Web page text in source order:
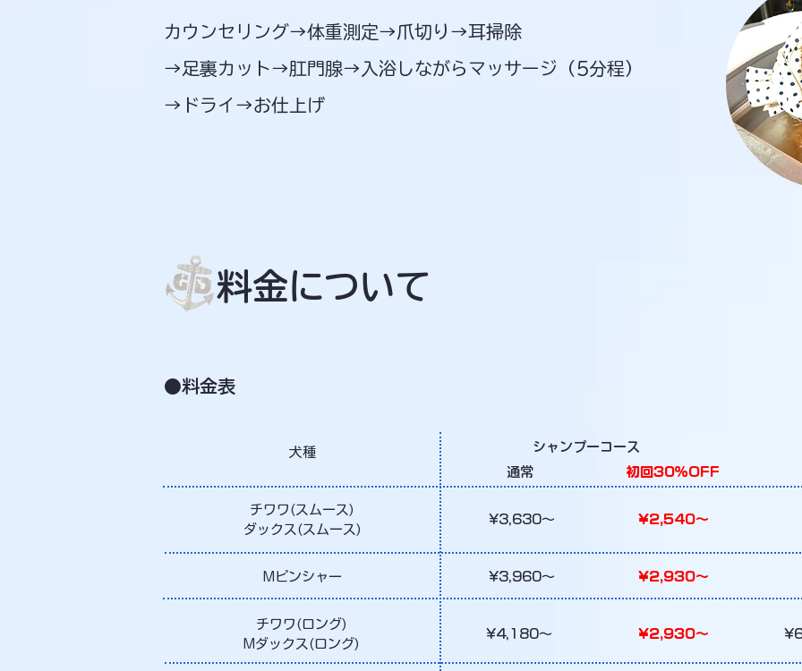
​カウンセリング→体重測定→爪切り→耳掃除
→足裏カット→肛門腺→入浴しながらマッサージ（5分程）
→ドライ→お仕上げ
​料金について
​●料金表
チワワ(スムース)
​ダックス(スムース)
Mピンシャー
チワワ(ロング)
Mダックス(ロング)
犬種
シャンプーコース
通常
初回30％OFF
¥3,630～ ¥2,540～
¥3,960～ ¥2,930～
¥4,180～ ¥2,930～